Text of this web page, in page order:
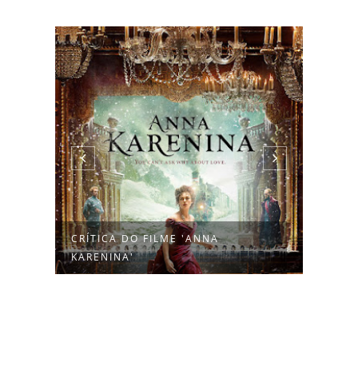
CRÍTICA DO FILME 'ANNA
KARENINA'